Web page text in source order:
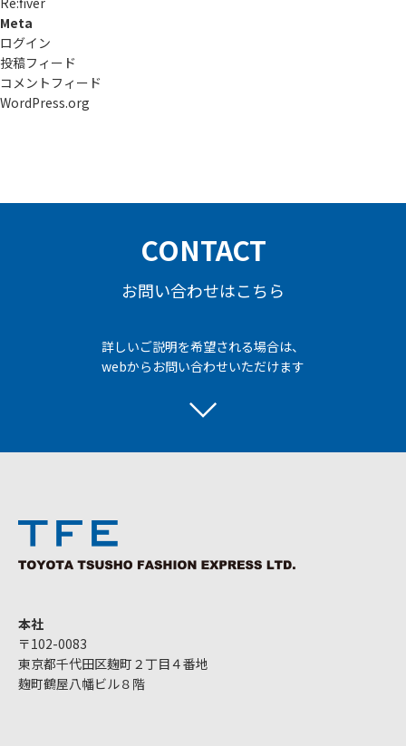
Meta
ログイン
投稿フィード
コメントフィード
WordPress.org
CONTACT
お問い合わせはこちら
詳しいご説明を希望される場合は、
webからお問い合わせいただけます
本社
〒102-0083
東京都千代田区麹町２丁目４番地
麹町鶴屋八幡ビル８階